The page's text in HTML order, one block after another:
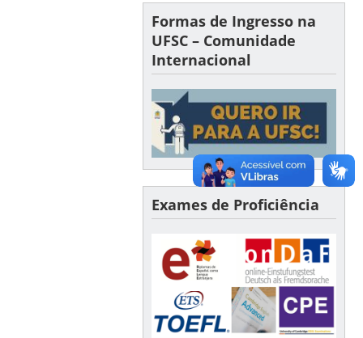
Formas de Ingresso na
UFSC – Comunidade
Internacional
Exames de Proficiência